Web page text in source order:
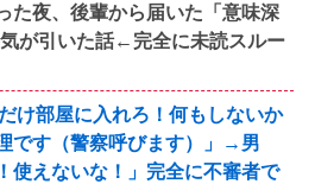
た夜、後輩から届いた「意味深
が引いた話←完全に未読スルー
け部屋に入れろ！何もしないか
です（警察呼びます）」→男
使えないな！」完全に不審者で